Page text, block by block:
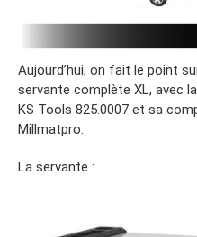
Aujourd’hui, on fait le point
servante complète XL, avec
KS Tools 825.0007 et sa
Millmatpro.
La servante :